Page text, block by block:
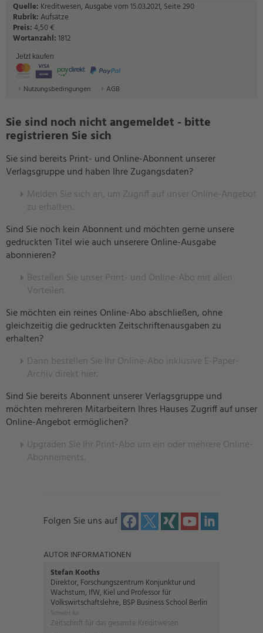
Quelle: Kreditwesen, Ausgabe vom 15.03.2021, Seite 290
Rubrik:Aufsätze
Preis:4,50 €
Wortanzahl:1812
Jetzt kaufen
Nutzungsbedingungen AGB
Sie sind noch nicht angemeldet - bitte
registrieren Sie sich
Sie sind bereits Print- und Online-Abonnent unserer
Verlagsgruppe und haben Ihre Zugangsdaten?
Melden Sie sich an, um Zugriff auf unser Online-Angebot
zu erhalten.
Sind Sie noch kein Abonnent und möchten gerne unsere
gedruckten Titel wie auch unserere Online-Ausgabe
abonnieren?
Bestellen Sie unser Print- und Online-Abo mit allen
Vorteilen.
Sie möchten ein reines Online-Abo abschließen, ohne
gleichzeitig die gedruckten Zeitschriftenausgaben zu
erhalten?
Dann bestellen Sie Ihr Online-Abo inklusive E-Paper-
Archiv direkt hier.
Sind Sie bereits Abonnent unserer Verlagsgruppe und
möchten mehreren Mitarbeitern Ihres Hauses Zugriff auf unser
Online-Angebot ermöglichen?
Upgraden Sie Ihr Print-Abo um ein oder mehrere Online-
Abonnements.
Folgen Sie uns auf
AUTOR INFORMATIONEN
Stefan Kooths
Direktor, Forschungszentrum Konjunktur und
Wachstum, IfW, Kiel und Professor für
Volkswirtschaftslehre, BSP Business School Berlin
Schreibt für:
Zeitschrift für das gesamte Kreditwesen